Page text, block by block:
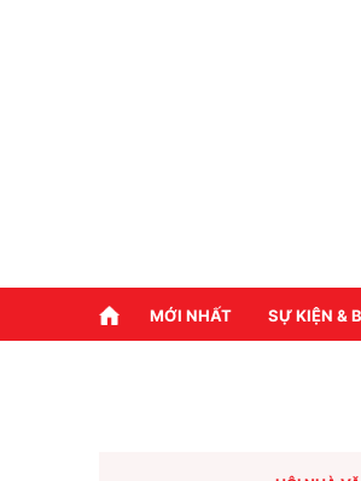
MỚI NHẤT SỰ KIỆN &